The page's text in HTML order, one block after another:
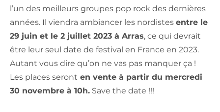
l’un des meilleurs groupes pop rock des dernières
années. Il viendra ambiancer les nordistes entre le
29 juin et le 2 juillet 2023 à Arras, ce qui devrait
être leur seul date de festival en France en 2023.
Autant vous dire qu’on ne vas pas manquer ça !
Les places seront en vente à partir du mercredi
30 novembre à 10h. Save the date !!!